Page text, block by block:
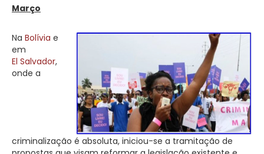
Março
Na Bolívia e
em
El Salvador,
onde a
criminalização é absoluta, iniciou-se a tramitação de